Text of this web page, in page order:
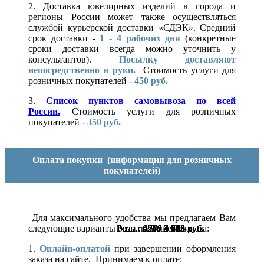
Розн.:5660 4 245руб.
Розн.:6070 4 553руб.
Розн.:4950 3 713руб.
Розн.:5790 4 343руб.
Розн.:6220 4 665руб.
Розн.:6240 4 680руб.
Розн.:5060 3 795руб.
2. Доставка ювелирных изделий в города и
регионы России может также осуществляться
службой курьерской доставки «СДЭК». Средний
срок доставки - 1 - 4 рабочих дня (конкретные
сроки доставки всегда можно уточнить у
консультантов). Посылку доставляют
непосредственно в руки.
Стоимость услуги для
розничных покупателей - 450 руб.
3. Список пунктов самовывоза по всей
России.
Стоимость услуги для розничных
покупателей - 350 руб.
Оплата покупки (информация для розничных
покупателей)
Для максимального удобства мы предлагаем Вам
следующие варианты оплаты Вашего заказа:
1. Онлайн-оплатой при завершении оформления
заказа на сайте. Принимаем к оплате: